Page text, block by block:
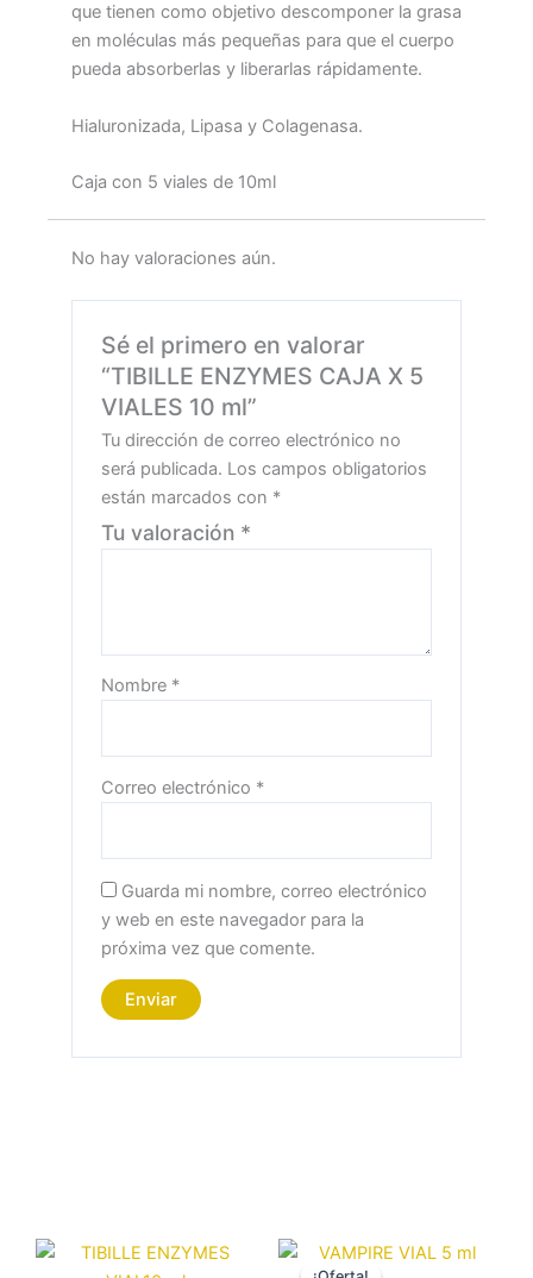
que tienen como objetivo descomponer la grasa
en moléculas más pequeñas para que el cuerpo
pueda absorberlas y liberarlas rápidamente.
Hialuronizada, Lipasa y Colagenasa.
Caja con 5 viales de 10ml
No hay valoraciones aún.
Sé el primero en valorar
“TIBILLE ENZYMES CAJA X 5
VIALES 10 ml”
Tu dirección de correo electrónico no
será publicada. Los campos obligatorios
están marcados con *
Tu valoración *
Nombre *
Correo electrónico *
Guarda mi nombre, correo electrónico
y web en este navegador para la
próxima vez que comente.
El